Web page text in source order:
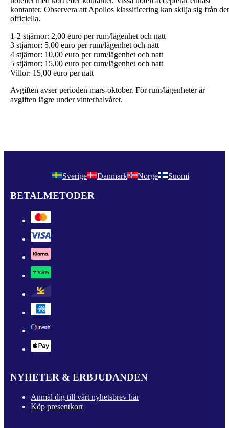
kontanter. Observera att Apollos klassificering kan skilja sig från
officiella.
1-2 stjärnor: 2,00 euro per rum/lägenhet och natt
3 stjärnor: 5,00 euro per rum/lägenhet och natt
4 stjärnor: 10,00 euro per rum/lägenhet och natt
5 stjärnor: 15,00 euro per rum/lägenhet och natt
Villor: 15,00 euro per natt
Avgiften avser perioden mars-oktober. För rum/lägenheter är
avgiften lägre under vinterhalvåret.
Sverige Danmark Norge Suomi
BETALMETODER
NYHETER & ERBJUDANDEN
Anmäl dig till vårt nyhetsbrev här
Köp presentkort